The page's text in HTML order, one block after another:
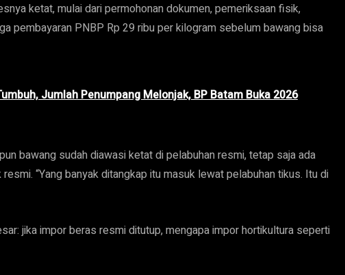
ketat, mulai dari permohonan dokumen, pemeriksaan fisik,
pembayaran PNBP Rp 29 ribu per kilogram sebelum bawang bisa
Jumlah Penumpang Melonjak, BP Batam Buka 2026
bawang sudah diawasi ketat di pelabuhan resmi, tetap saja ada
“Yang banyak ditangkap itu masuk lewat pelabuhan tikus. Itu di
jika impor beras resmi ditutup, mengapa impor hortikultura seperti